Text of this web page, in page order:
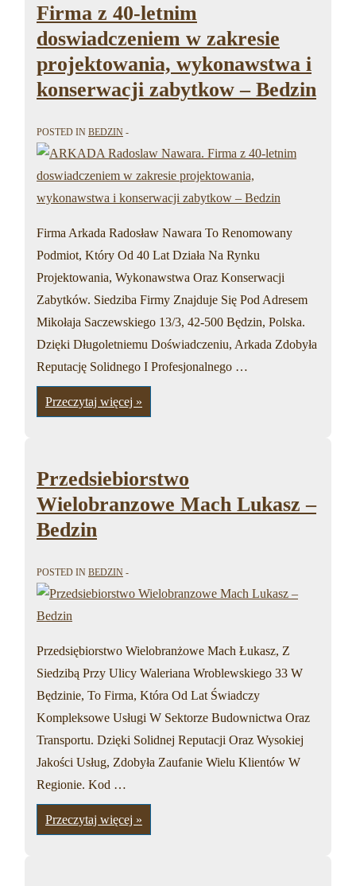
Firma z 40-letnim
doswiadczeniem w zakresie
projektowania, wykonawstwa i
konserwacji zabytkow – Bedzin
POSTED IN BEDZIN
Firma Arkada Radosław Nawara To Renomowany
Podmiot, Który Od 40 Lat Działa Na Rynku
Projektowania, Wykonawstwa Oraz Konserwacji
Zabytków. Siedziba Firmy Znajduje Się Pod Adresem
Mikołaja Saczewskiego 13/3, 42-500 Będzin, Polska.
Dzięki Długoletniemu Doświadczeniu, Arkada Zdobyła
Reputację Solidnego I Profesjonalnego …
ARKADA
Radoslaw
Nawara.
letnim
doswiadczeniem
w
zakresie
projektowania,
wykonawstwa
zabytkow
–
Bedzin
Przeczytaj więcej »
Przedsiebiorstwo
Wielobranzowe Mach Lukasz –
Bedzin
POSTED IN BEDZIN
Przedsiębiorstwo Wielobranżowe Mach Łukasz, Z
Siedzibą Przy Ulicy Waleriana Wroblewskiego 33 W
Będzinie, To Firma, Która Od Lat Świadczy
Kompleksowe Usługi W Sektorze Budownictwa Oraz
Transportu. Dzięki Solidnej Reputacji Oraz Wysokiej
Jakości Usług, Zdobyła Zaufanie Wielu Klientów W
Regionie. Kod …
Przedsiebiorstwo
Wielobranzowe
Mach
Przeczytaj więcej »